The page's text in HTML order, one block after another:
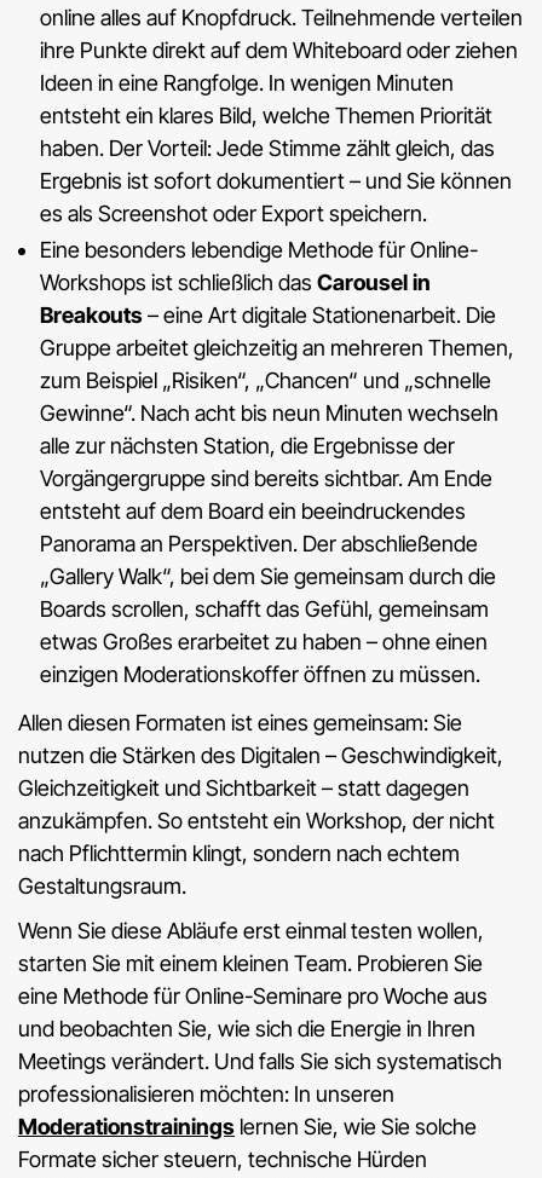
online alles auf Knopfdruck. Teilnehmende verteilen
ihre Punkte direkt auf dem Whiteboard oder ziehen
Ideen in eine Rangfolge. In wenigen Minuten
entsteht ein klares Bild, welche Themen Priorität
haben. Der Vorteil: Jede Stimme zählt gleich, das
Ergebnis ist sofort dokumentiert – und Sie können
es als Screenshot oder Export speichern.
Eine besonders lebendige Methode für Online-
Workshops ist schließlich das Carousel in
Breakouts– eine Art digitale Stationenarbeit. Die
Gruppe arbeitet gleichzeitig an mehreren Themen,
zum Beispiel „Risiken“, „Chancen“ und „schnelle
Gewinne“. Nach acht bis neun Minuten wechseln
alle zur nächsten Station, die Ergebnisse der
Vorgängergruppe sind bereits sichtbar. Am Ende
entsteht auf dem Board ein beeindruckendes
Panorama an Perspektiven. Der abschließende
„Gallery Walk“, bei dem Sie gemeinsam durch die
Boards scrollen, schafft das Gefühl, gemeinsam
etwas Großes erarbeitet zu haben – ohne einen
einzigen Moderationskoffer öffnen zu müssen.
Allen diesen Formaten ist eines gemeinsam: Sie
nutzen die Stärken des Digitalen – Geschwindigkeit,
Gleichzeitigkeit und Sichtbarkeit – statt dagegen
anzukämpfen. So entsteht ein Workshop, der nicht
nach Pflichttermin klingt, sondern nach echtem
Gestaltungsraum.
Wenn Sie diese Abläufe erst einmal testen wollen,
starten Sie mit einem kleinen Team. Probieren Sie
eine Methode für Online-Seminare pro Woche aus
und beobachten Sie, wie sich die Energie in Ihren
Meetings verändert. Und falls Sie sich systematisch
professionalisieren möchten: In unseren
Moderationstrainings lernen Sie, wie Sie solche
Formate sicher steuern, technische Hürden